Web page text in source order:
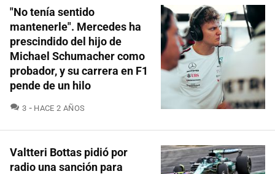
"No tenía sentido
mantenerle". Mercedes ha
prescindido del hijo de
Michael Schumacher como
probador, y su carrera en F1
pende de un hilo
3 COMENTARIOS
HACE 2 AÑOS
Valtteri Bottas pidió por
radio una sanción para